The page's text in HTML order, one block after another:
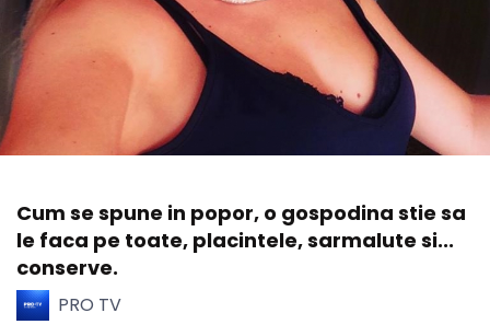
Cum se spune in popor, o gospodina stie sa
le faca pe toate, placintele, sarmalute si...
conserve.
PRO TV